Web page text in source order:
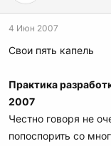
4 Июн 2007
Свои пять капель
Практика
2007
Честно говоря не
попоспорить со